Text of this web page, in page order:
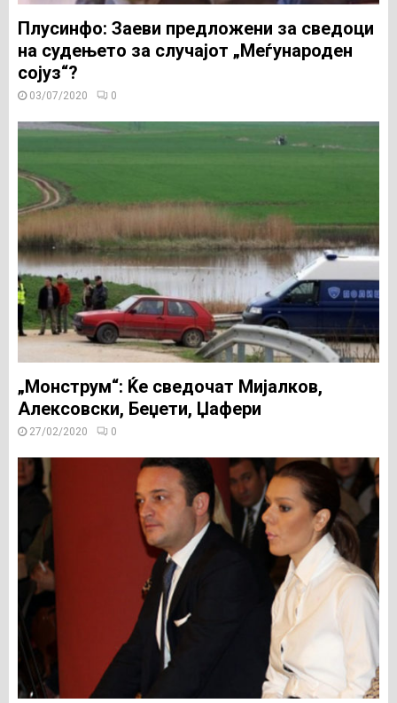
Плусинфо: Заеви предложени за сведоци
на судењето за случајот „Меѓународен
сојуз“?
03/07/2020 0
„Монструм“: Ќе сведочат Мијалков,
Алексовски, Беџети, Џафери
27/02/2020 0